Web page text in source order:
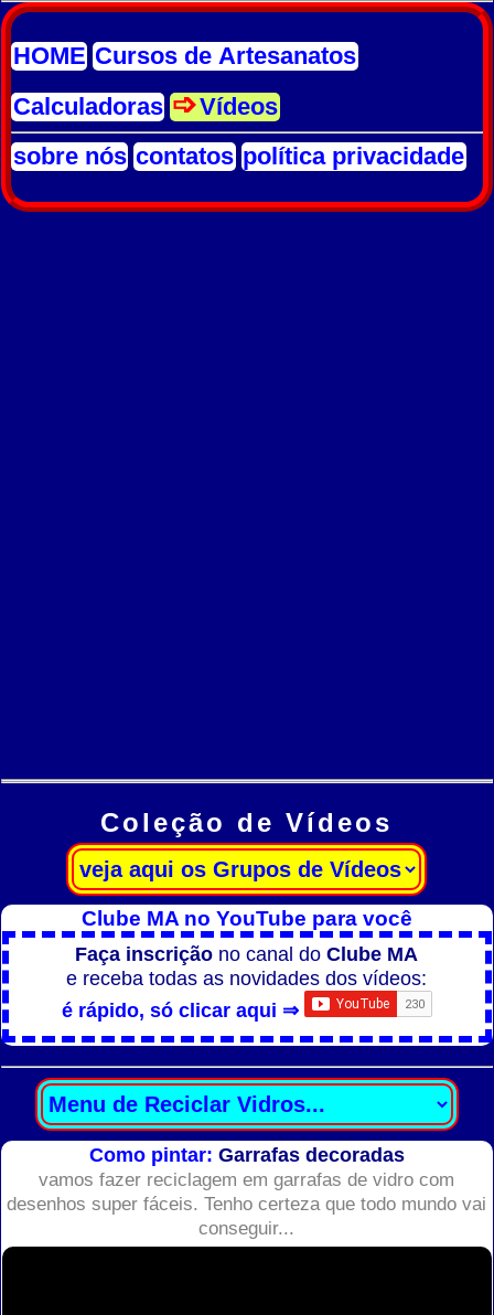
HOME Cursos de Artesanatos
Calculadoras
Vídeos
sobre nós contatos política privacidade
Coleção de Vídeos
Clube MA no YouTube para você
Faça inscrição no canal doClube MA
e receba todas as novidades dos vídeos:
é rápido, só clicar aqui ⇒
Como pintar: Garrafas decoradas
vamos fazer reciclagem em garrafas de vidro com
desenhos super fáceis. Tenho certeza que todo mundo vai
conseguir...